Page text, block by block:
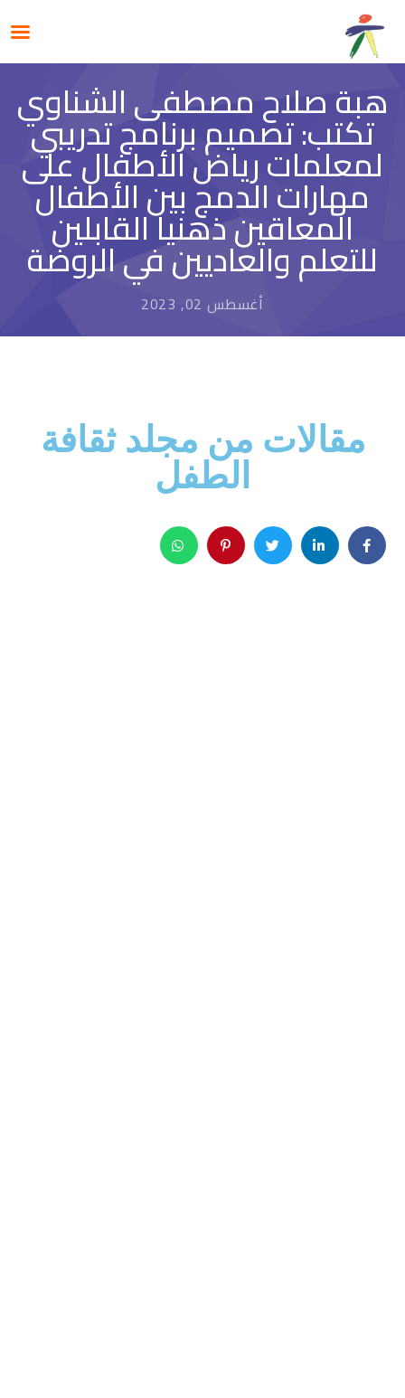
هبة صلاح مصطفى الشناوي
تكتب: تصميم برنامج تدريبي
لمعلمات رياض الأطفال على
مهارات الدمج بين الأطفال
المعاقين ذهنيا القابلين
للتعلم والعاديين في الروضة
أغسطس 02, 2023
مقالات من مجلد ثقافة
الطفل